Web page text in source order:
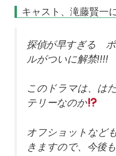
キャスト、滝藤賢一
探偵が早すぎる
ルがついに解禁!!!!
このドラマは、は
テリーなのか
オフショットなど
きますので、今後